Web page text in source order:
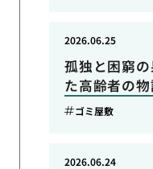
孤独と困窮
た高齢者の
2026.06.25
ゴミ屋敷
2026.06.24